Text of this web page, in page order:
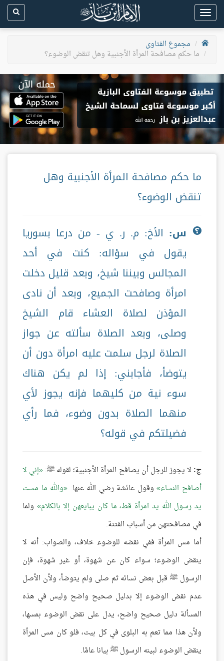
Toggle
navigation
مجموع الفتاوى
ما حكم مصافحة المرأة الأجنبية وهل تنقض الوضوء؟
ما حكم مصافحة المرأة الأجنبية وهل
تنقض الوضوء؟
س: الأخ: م. ر. ي - من درعا بسوريا
يقول في سؤاله: كنت في أحد
المجالس وبيننا شيخ، وبعد قليل دخلت
امرأة وصافحت الجميع، وبعد أن نادى
المؤذن لصلاة العشاء قام الشيخ
وصلى، وبعد الصلاة سألته عن جواز
الصلاة لرجل سلمت عليه امرأة دون أن
يتوضأ، فأجابني: إذا لم يكن هناك
سوء نية من كليهما فإنه يجوز لأي
منهما الصلاة بدون وضوء، فما رأي
فضيلتكم في قوله؟
ج: لا يجوز للرجل أن يصافح المرأة الأجنبية؛ لقوله ﷺ: إني لا
أصافح النساء وقول عائشة رضي الله عنها: والله ما مست
يد رسول الله يد امرأة قط، ما كان يبايعهن إلا بالكلام ولما
في مصافحتهن من أسباب الفتنة.
أما مس المرأة ففي نقضه للوضوء خلاف، والصواب: أنه لا
ينقض الوضوء؛ سواء كان عن شهوة، أو غير شهوة، فإن
الرسول ﷺ قبل بعض نسائه ثم صلى ولم يتوضأ، ولأن الأصل
عدم نقض الوضوء إلا بدليل صحيح واضح وليس في هذه
المسألة دليل صحيح واضح، يدل على نقض الوضوء بمسها،
ولأن هذا مما تعم به البلوى في كل بيت، فلو كان مس المرأة
ينقض الوضوء لبينه الرسول ﷺ بيانا عامًا.